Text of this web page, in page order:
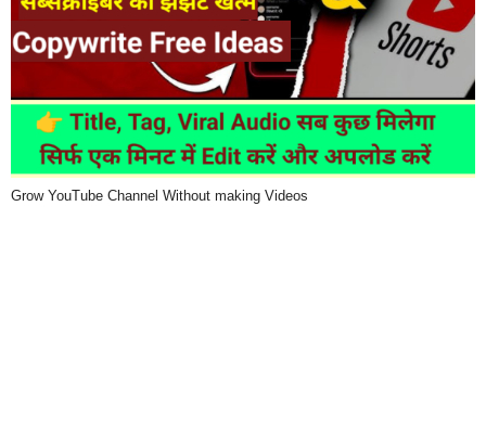
Grow YouTube Channel Without making Videos